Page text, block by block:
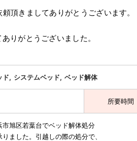
頼頂きましてありがとうございます。
りがとうございました。
ド システムベッド ベッド解体
所要時間
市旭区若葉台でベッド解体処分
りました。引越しの際の処分で、